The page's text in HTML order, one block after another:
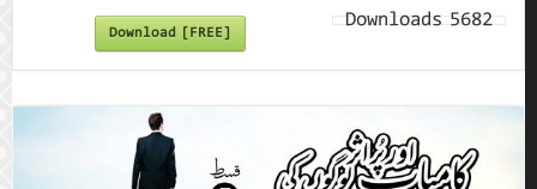
Download [FREE] 5682
Downloads